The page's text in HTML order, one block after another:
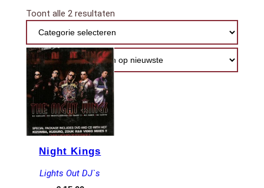
Toont alle 2 resultatenGesorteerd
nieuwste
Night Kings
Lights Out DJ`s